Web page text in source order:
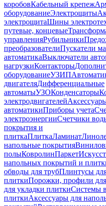
коробовКабельный крепеж
оборудованиеЭлектрощиты
электрощитаШины
путевые, концевые
управленияРубильники
преобразователиПускатели
автоматикаВыключатели
нагрузкиКонтакторы
оборудованиеУЗИП
двигателяДифференциальные
автоматыУЗОКонденсаторы
электродвигателей
автоматикиПриборы учета
электроэнергииСчетчики
покрытия и
плиткаПлиткаЛаминат
напольные покрытия
полыКовролинПаркет
напольных покрытий и
обводы для трубПлинтусы
плиткиПорожки, профили
для укладки плиткиСистемы
плиткиАксессуары для